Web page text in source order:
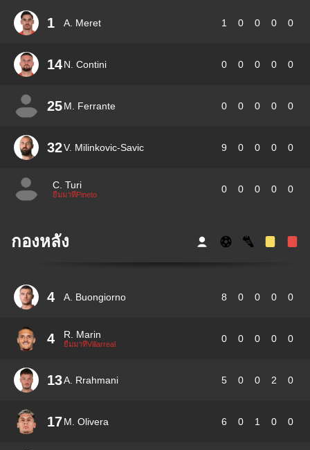
1 A. Meret 1 0 0 0 0
14N. Contini 0 0 0 0 0
25M. Ferrante 0 0 0 0 0
32V. Milinkovic-Savic 9 0 0 0 0
C. Turi
ยืมมาที่Pineto 0 0 0 0 0
กองหลัง
4 A. Buongiorno 8 0 0 0 0
4 R. Marin
ยืมมาที่Villarreal 0 0 0 0 0
13A. Rrahmani 5 0 0 2 0
17M. Olivera 6 0 1 0 0